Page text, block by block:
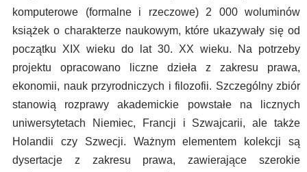
komputerowe (formalne i rzeczowe) 2 000 woluminów
książek o charakterze naukowym, które ukazywały się od
początku XIX wieku do lat 30. XX wieku. Na potrzeby
projektu opracowano liczne dzieła z zakresu prawa,
ekonomii, nauk przyrodniczych i filozofii. Szczególny zbiór
stanowią rozprawy akademickie powstałe na licznych
uniwersytetach Niemiec, Francji i Szwajcarii, ale także
Holandii czy Szwecji. Ważnym elementem kolekcji są
dysertacje z zakresu prawa, zawierające szerokie